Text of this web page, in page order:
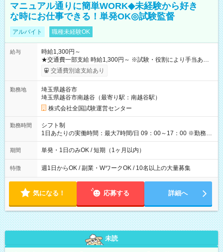
マニュアル通りに簡単WORK◆未経験から好き
な時にお仕事できる！単発OK◎試験監督
アルバイト 職種未経験OK
給与
時給1,300円～
★交通費一部支給 時給1,300円～ ※試験・役割により手当あり
※勤務回数により昇給あり 【即給（前払い）オプションあ
り！】 希望される場合、勤務から1週間ほどで給与の一部を受け
例】 ・河合塾模擬試験 8:30～17:30（休憩1時間） 時給1,300円
×8時間＝日収10,400円＋交通費 ※当日の役割により時給＋100
円の場合あり ・国家試験 7:00～13:30（休憩なし） 時給1,300
円（役割手当＋100円）×6時間＝日収8,400円＋交通費 【試用期
間】試用期間なし
交通費別途支給あり
勤務地
埼玉県越谷市
埼玉県越谷市南越谷（最寄り駅：南越谷駅）
株式会社全国試験運営センター
勤務時間
シフト制
1日あたりの実働時間：最大7時間/日 09：00～17：00 ※勤務時
間は 試験により異なります。
期間 単発・1日のみOK / 短期（1ヶ月以内）
特徴 週1日からOK / 副業・WワークOK / 10名以上の大量募集
気になる！ 応募する 詳細へ
未読